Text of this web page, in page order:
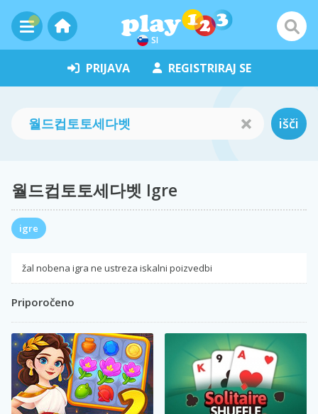
SI
PRIJAVA REGISTRIRAJ SE
išči
월드컵토토세다벳 Igre
igre
žal nobena igra ne ustreza iskalni poizvedbi
Priporočeno